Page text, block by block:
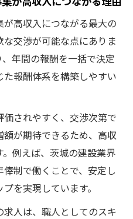
高収入につながる最大の
交渉が可能な点にありま
年間の報酬を一括で決定
報酬体系を構築しやすい
されやすく、交渉次第で
が期待できるため、高収
例えば、茨城の建設業界
制で働くことで、安定し
を実現しています。
人は、職人としてのスキ